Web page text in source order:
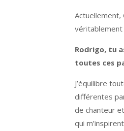
Actuellement,
véritablement
Rodrigo, tu
toutes ces
J’équilibre
différentes
de chanteur
qui